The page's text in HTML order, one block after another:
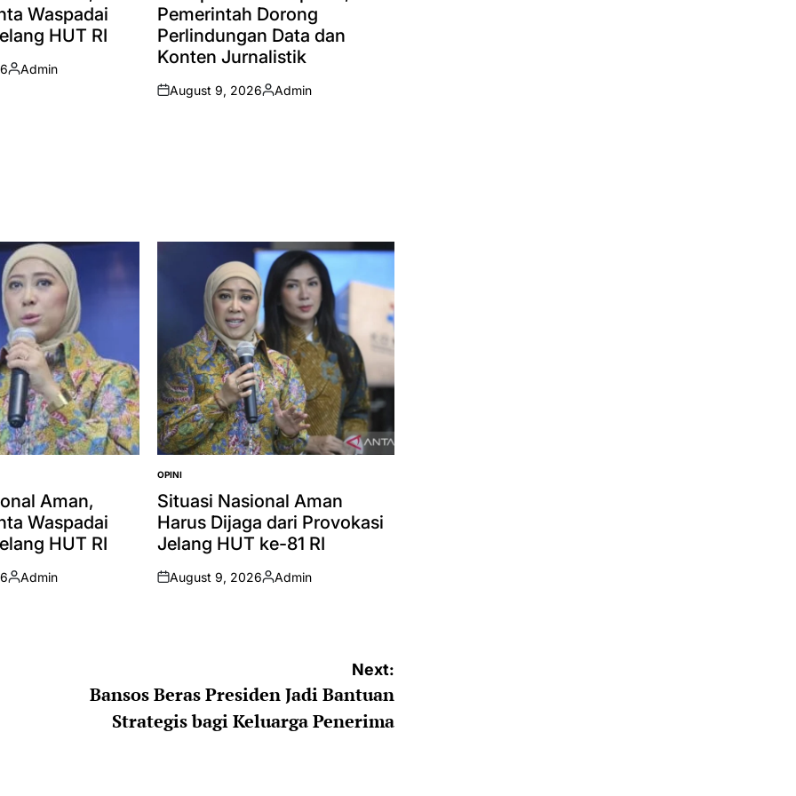
Waspadai
HUT RI
Posted
Admin
Pemerintah Dorong
Perlindungan Data dan
Konten Jurnalistik
on
August 9, 2026
Posted
Admin
Aman,
Waspadai
HUT RI
Posted
Admin
POSTED
IN
OPINI
Situasi Nasional Aman
Harus Dijaga dari Provokasi
Jelang HUT ke-81 RI
on
August 9, 2026
Posted
Admin
Next:
Bansos Beras Presiden Jadi Bantuan
Strategis bagi Keluarga Penerima